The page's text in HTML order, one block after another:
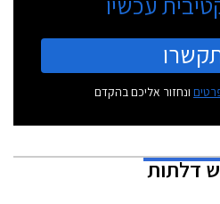
ונחזור אליכם בהקדם